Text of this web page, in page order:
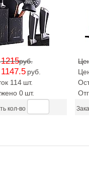
1215руб.
1147.5 руб.
114 шт.
0 шт.
кол-во